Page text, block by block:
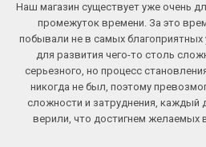
Наш магазин существует уже очень
промежуток времени. За это
побывали не в самых благоприятных
для развития чего-то столь
серьезного, но процесс
никогда не был, поэтому
сложности и затруднения, каждый
верили, что достигнем желаемых